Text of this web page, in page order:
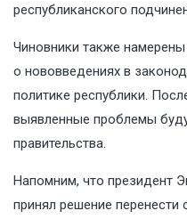
республиканского
Чиновники также
о нововведениях в
политике республики.
выявленные проблемы
правительства.
Напомним, что президент
принял решение перенести